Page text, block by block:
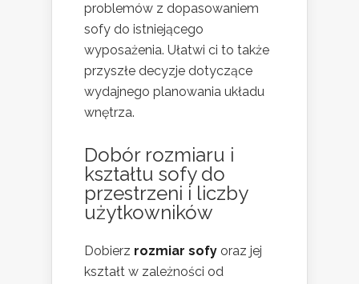
problemów z dopasowaniem
sofy do istniejącego
wyposażenia. Ułatwi ci to także
przyszłe decyzje dotyczące
wydajnego planowania układu
wnętrza.
Dobór rozmiaru i
kształtu sofy do
przestrzeni i liczby
użytkowników
Dobierz rozmiar sofy oraz jej
kształt w zależności od